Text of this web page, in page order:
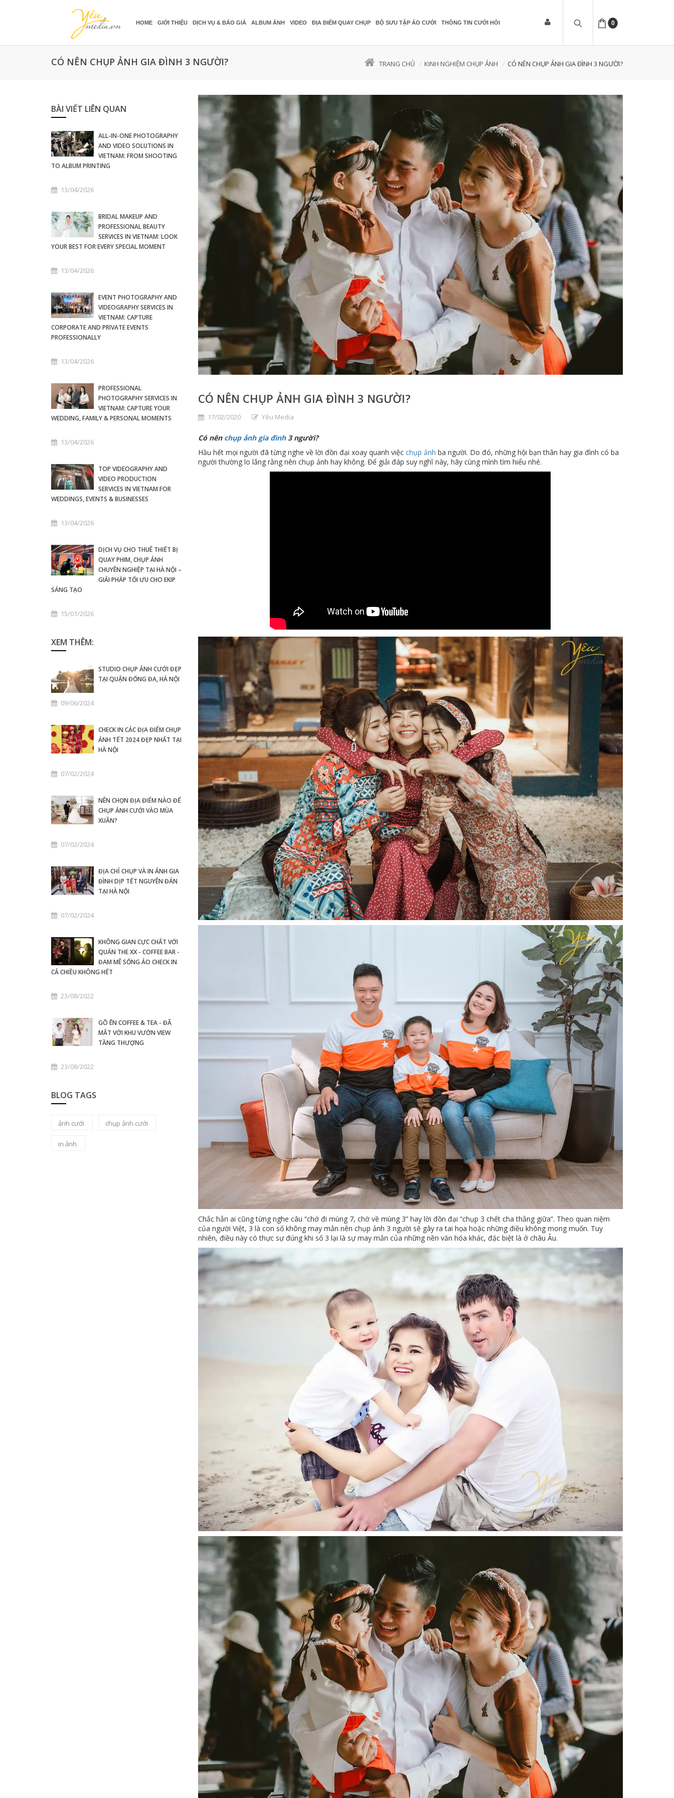
0
HOME GIỚI THIỆU DỊCH VỤ & BÁO GIÁ ALBUM ẢNH VIDEO ĐỊA ĐIỂM QUAY CHỤP BỘ SƯU TẬP ÁO CƯỚI THÔNG TIN CƯỚI HỎI
CÓ NÊN CHỤP ẢNH GIA ĐÌNH 3 NGƯỜI? TRANG CHỦ KINH NGHIỆM CHỤP ẢNH CÓ NÊN CHỤP ẢNH GIA ĐÌNH 3 NGƯỜI?
BÀI VIẾT LIÊN QUAN
ALL-IN-ONE PHOTOGRAPHY
AND VIDEO SOLUTIONS IN
VIETNAM: FROM SHOOTING
TO ALBUM PRINTING
13/04/2026
BRIDAL MAKEUP AND
PROFESSIONAL BEAUTY
SERVICES IN VIETNAM: LOOK
YOUR BEST FOR EVERY SPECIAL MOMENT
13/04/2026
EVENT PHOTOGRAPHY AND
VIDEOGRAPHY SERVICES IN
VIETNAM: CAPTURE
CORPORATE AND PRIVATE EVENTS
PROFESSIONALLY
13/04/2026
PROFESSIONAL
PHOTOGRAPHY SERVICES IN
VIETNAM: CAPTURE YOUR
WEDDING, FAMILY & PERSONAL MOMENTS
13/04/2026
TOP VIDEOGRAPHY AND
VIDEO PRODUCTION
SERVICES IN VIETNAM FOR
WEDDINGS, EVENTS & BUSINESSES
13/04/2026
DỊCH VỤ CHO THUÊ THIẾT BỊ
QUAY PHIM, CHỤP ẢNH
CHUYÊN NGHIỆP TẠI HÀ NỘI –
GIẢI PHÁP TỐI ƯU CHO EKIP
SÁNG TẠO
15/01/2026
XEM THÊM:
STUDIO CHỤP ẢNH CƯỚI ĐẸP
TẠI QUẬN ĐỐNG ĐA, HÀ NỘI
09/06/2024
CHECK IN CÁC ĐỊA ĐIỂM CHỤP
ẢNH TẾT 2024 ĐẸP NHẤT TẠI
HÀ NỘI
07/02/2024
NÊN CHỌN ĐỊA ĐIỂM NÀO ĐỂ
CHỤP ẢNH CƯỚI VÀO MÙA
XUÂN?
07/02/2024
ĐỊA CHỈ CHỤP VÀ IN ẢNH GIA
ĐÌNH DỊP TẾT NGUYÊN ĐÁN
TẠI HÀ NỘI
07/02/2024
KHÔNG GIAN CỰC CHẤT VỚI
QUÁN THE XX - COFFEE BAR -
ĐAM MÊ SỐNG ẢO CHECK IN
CẢ CHIỀU KHÔNG HẾT
23/08/2022
GŌ ĒN COFFEE & TEA - ĐÃ
MẮT VỚI KHU VƯỜN VIEW
TẦNG THƯỢNG
23/08/2022
BLOG TAGS
ảnh cưới chụp ảnh cưới
in ảnh
CÓ NÊN CHỤP ẢNH GIA ĐÌNH 3 NGƯỜI?
17/02/2020 Yêu Media
Có nên chụp ảnh gia đình 3 người?
Hầu hết mọi người đã từng nghe về lời đồn đại xoay quanh việc chụp ảnh ba người. Do đó, những hội bạn thân hay gia đình có ba
người thường lo lắng rằng nên chụp ảnh hay không. Để giải đáp suy nghĩ này, hãy cùng mình tìm hiểu nhé.
Chắc hẳn ai cũng từng nghe câu “chớ đi mùng 7, chờ về mùng 3” hay lời đồn đại “chụp 3 chết cha thằng giữa”. Theo quan niệm
của người Việt, 3 là con số không may mắn nên chụp ảnh 3 người sẽ gây ra tai họa hoặc những điều không mong muốn. Tuy
nhiên, điều này có thực sự đúng khi số 3 lại là sự may mắn của những nền văn hóa khác, đặc biệt là ở châu Âu.